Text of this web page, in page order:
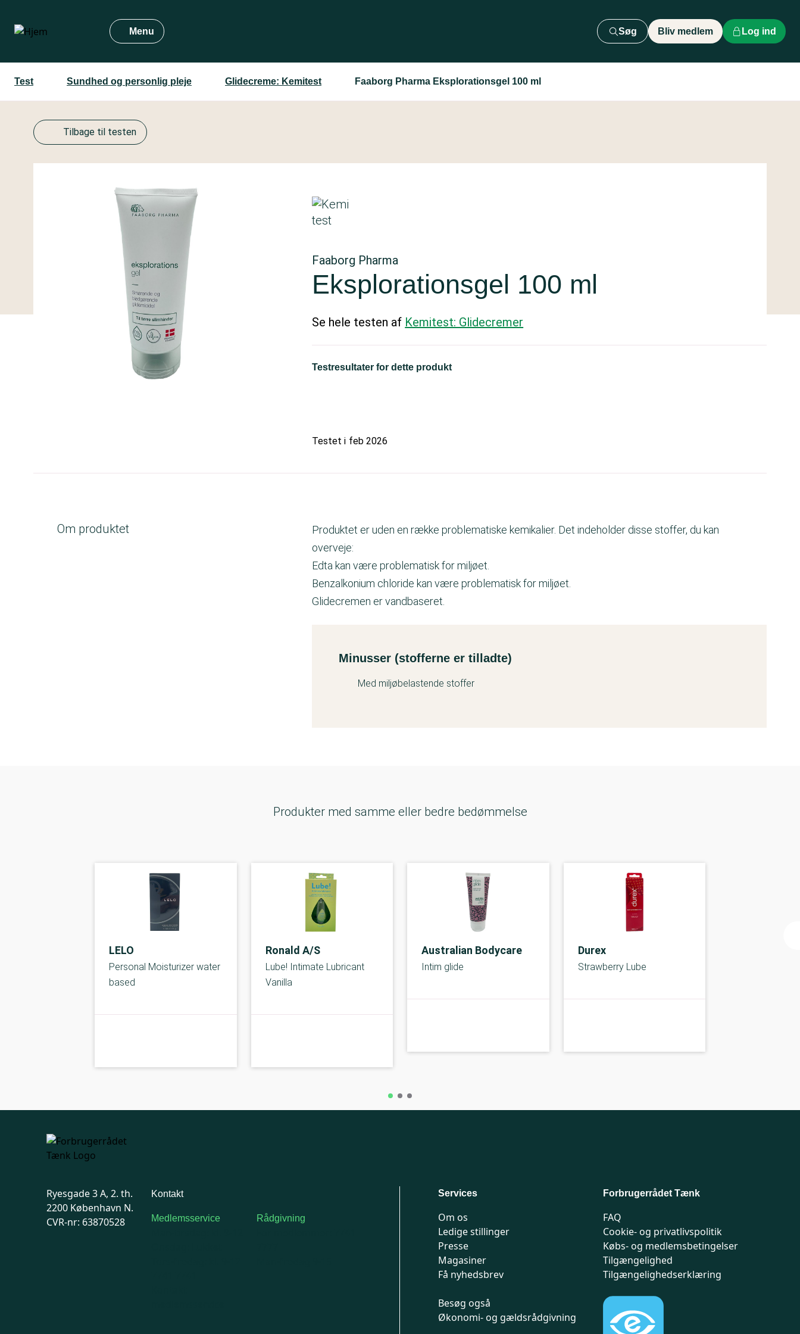
hovedindhold
Menu Søg Bliv medlem Log ind
Test Sundhed og personlig pleje Glidecreme: Kemitest Faaborg Pharma Eksplorationsgel 100 ml
Tilbage til testen
Faaborg Pharma
Eksplorationsgel 100 ml
Se hele testen af Kemitest: Glidecremer
Testresultater for dette produkt
Testet i feb 2026
Om produktet
Produktet er uden en række problematiske kemikalier. Det indeholder disse stoffer, du kan
overveje:
Edta kan være problematisk for miljøet.
Benzalkonium chloride kan være problematisk for miljøet.
Glidecremen er vandbaseret.
Kemitest
Minusser (stofferne er tilladte)
Med miljøbelastende stoffer
Produkter med samme eller bedre bedømmelse
LELO
Personal Moisturizer water
based
Ronald A/S
Lube! Intimate Lubricant
Vanilla
Australian Bodycare
Intim glide
Durex
Strawberry Lube
B-kolbe
Ryesgade 3 A, 2. th.
2200 København N.
CVR-nr: 63870528
Kontakt
Medlemsservice Rådgivning
Services
Om os
Ledige stillinger
Presse
Magasiner
Få nyhedsbrev
Besøg også
Økonomi- og gældsrådgivning
Forbrugerrådet Tænk
FAQ
Cookie- og privatlivspolitik
Købs- og medlemsbetingelser
Tilgængelighed
Tilgængelighedserklæring